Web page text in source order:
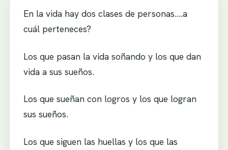
En la vida hay dos clases de personas….a
cuál perteneces?
Los que pasan la vida soñando y los que dan
vida a sus sueños.
Los que sueñan con logros y los que logran
sus sueños.
Los que siguen las huellas y los que las